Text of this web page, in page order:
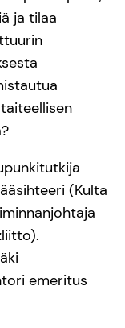
ja tilaa
(Kulta
emeritus